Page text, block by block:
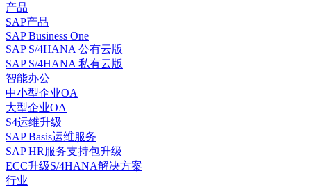
产品
SAP产品
SAP Business One
SAP S/4HANA 公有云版
SAP S/4HANA 私有云版
智能办公
中小型企业OA
大型企业OA
S4运维升级
SAP Basis运维服务
SAP HR服务支持包升级
ECC升级S/4HANA解决方案
行业